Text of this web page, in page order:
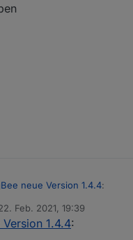
neue Version 1.4.4:
Feb. 2021, 19:39
von
Version 1.4.4: